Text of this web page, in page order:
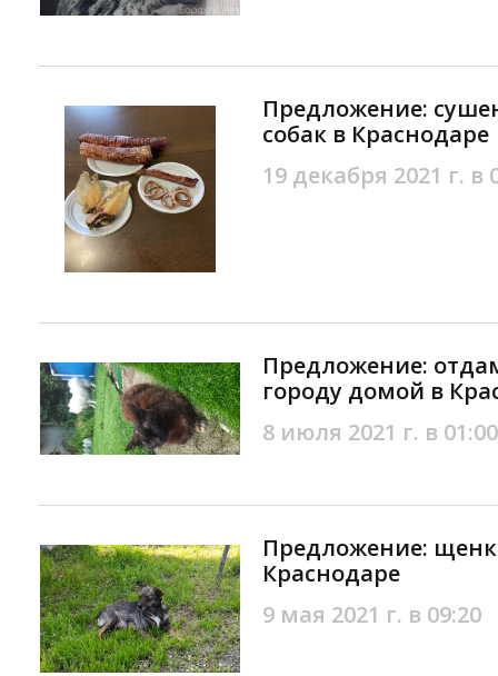
Предложение:
собак в Краснодаре
19 декабря 2021 г. в
Предложение:
городу домой в
8 июля 2021 г. в 01:00
Предложение:
Краснодаре
9 мая 2021 г. в 09:20